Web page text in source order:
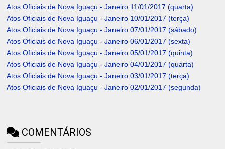
Atos Oficiais de Nova Iguaçu - Janeiro 11/01/2017 (quarta)
Atos Oficiais de Nova Iguaçu - Janeiro 10/01/2017 (terça)
Atos Oficiais de Nova Iguaçu - Janeiro 07/01/2017 (sábado)
Atos Oficiais de Nova Iguaçu - Janeiro 06/01/2017 (sexta)
Atos Oficiais de Nova Iguaçu - Janeiro 05/01/2017 (quinta)
Atos Oficiais de Nova Iguaçu - Janeiro 04/01/2017 (quarta)
Atos Oficiais de Nova Iguaçu - Janeiro 03/01/2017 (terça)
Atos Oficiais de Nova Iguaçu - Janeiro 02/01/2017 (segunda)
COMENTÁRIOS